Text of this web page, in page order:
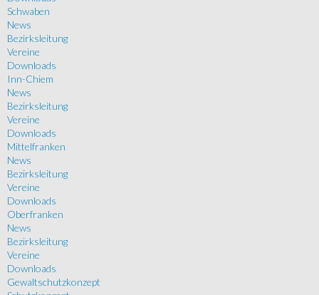
Schwaben
News
Bezirksleitung
Vereine
Downloads
Inn-Chiem
News
Bezirksleitung
Vereine
Downloads
Mittelfranken
News
Bezirksleitung
Vereine
Downloads
Oberfranken
News
Bezirksleitung
Vereine
Downloads
Gewaltschutzkonzept